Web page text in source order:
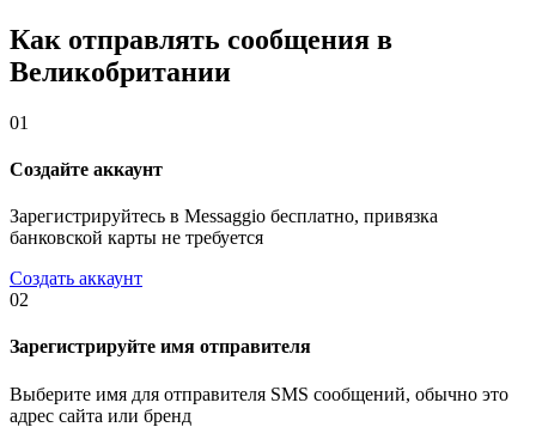
Как отправлять сообщения в
Великобритании
01
Создайте аккаунт
Зарегистрируйтесь в Messaggio бесплатно, привязка
банковской карты не требуется
Создать аккаунт
02
Зарегистрируйте имя отправителя
Выберите имя для отправителя SMS сообщений, обычно это
адрес сайта или бренд